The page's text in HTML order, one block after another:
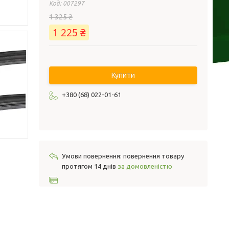
Код: 007297
1 325 ₴
1 225 ₴
Купити
+380 (68) 022-01-61
повернення товару
протягом 14 днів за домовленістю